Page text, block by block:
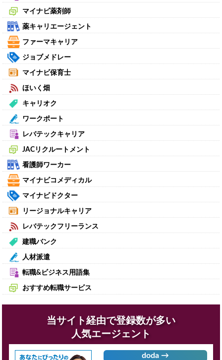
マイナビ薬剤師
薬キャリエージェント
ファーマキャリア
ジョブメドレー
マイナビ保育士
ほいく畑
キャリオク
ワークポート
レバテックキャリア
JACリクルートメント
看護師ワーカー
マイナビコメディカル
マイナビドクター
リージョナルキャリア
レバテックフリーランス
建職バンク
人材派遣
転職&ビジネス用語集
おすすめ転職サービス
当サイト経由で登録数が多い
人気エージェント
doda →